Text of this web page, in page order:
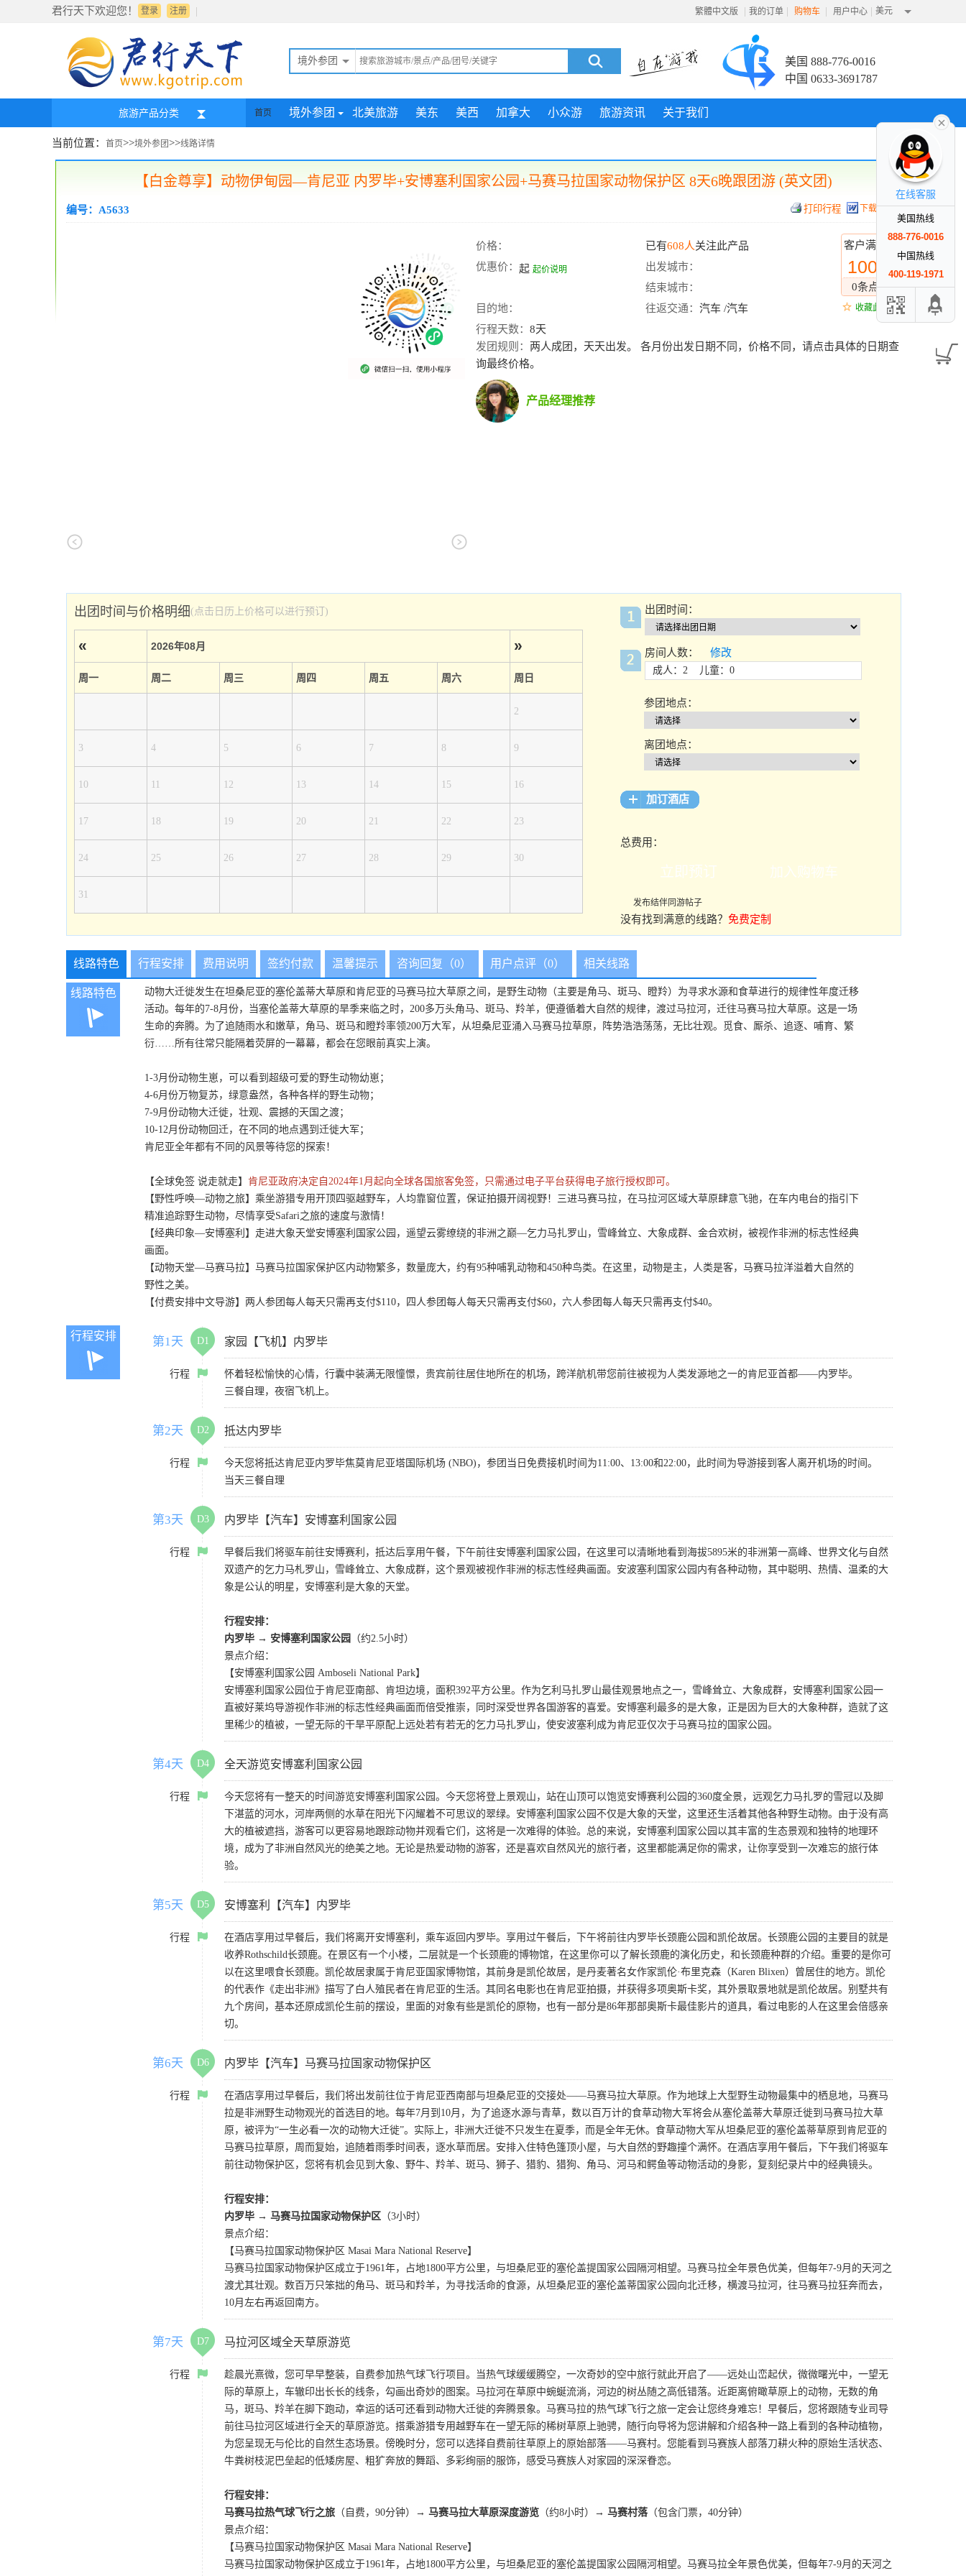
君行天下欢迎您！ 登录 |
注册 繁體中文版 | 我的订单 | 购物车 | 用户中心 | 美元
境外参团
美国 888-776-0016
中国 0633-3691787
旅游产品分类 首页 境外参团 北美旅游 美东 美西 加拿大 小众游 旅游资讯 关于我们
当前位置： 首页>>境外参团>>线路详情
【白金尊享】动物伊甸园—肯尼亚 内罗毕+安博塞利国家公园+马赛马拉国家动物保护区 8天6晚跟团游 (英文团)
编号：A5633 下载行程
客户满意度
100%
0条点评
收藏此线路
价格： 已有608人关注此产品
优惠价： 起 起价说明
出发城市：
结束城市：
目的地：
往返交通： 汽车 /汽车
行程天数： 8天
发团规则： 两人成团，天天出发。 各月份出发日期不同，价格不同，请点击具体的日期查
询最终价格。
产品经理推荐
出团时间与价格明细(点击日历上价格可以进行预订)
« 2026年08月 »
周一 周二 周三 周四 周五 周六 周日
2
3 4 5 6 7 8 9
10 11 12 13 14 15 16
17 18 19 20 21 22 23
24 25 26 27 28 29 30
31
出团时间：
房间人数： 修改
成人：2 儿童：0
参团地点：
离团地点：
加订酒店
总费用：
发布结伴同游帖子
没有找到满意的线路？ 免费定制
线路特色 行程安排 费用说明 签约付款 温馨提示 咨询回复（0） 用户点评（0） 相关线路
线路特色
动物大迁徙发生在坦桑尼亚的塞伦盖蒂大草原和肯尼亚的马赛马拉大草原之间，是野生动物（主要是角马、斑马、瞪羚）为寻求水源和食草进行的规律性年度迁移
活动。每年的7-8月份，当塞伦盖蒂大草原的旱季来临之时，200多万头角马、斑马、羚羊，便遵循着大自然的规律，渡过马拉河，迁往马赛马拉大草原。这是一场
生命的奔腾。为了追随雨水和嫩草，角马、斑马和瞪羚率领200万大军，从坦桑尼亚涌入马赛马拉草原，阵势浩浩荡荡，无比壮观。觅食、厮杀、追逐、哺育、繁
衍……所有往常只能隔着荧屏的一幕幕，都会在您眼前真实上演。
1-3月份动物生崽，可以看到超级可爱的野生动物幼崽；
4-6月份万物复苏，绿意盎然，各种各样的野生动物；
7-9月份动物大迁徙，壮观、震撼的天国之渡；
10-12月份动物回迁，在不同的地点遇到迁徙大军；
肯尼亚全年都有不同的风景等待您的探索！
【全球免签 说走就走】 肯尼亚政府决定自2024年1月起向全球各国旅客免签，只需通过电子平台获得电子旅行授权即可。
【野性呼唤—动物之旅】乘坐游猎专用开顶四驱越野车，人均靠窗位置，保证拍摄开阔视野！三进马赛马拉，在马拉河区域大草原肆意飞驰，在车内电台的指引下
精准追踪野生动物，尽情享受Safari之旅的速度与激情！
【经典印象—安博塞利】走进大象天堂安博塞利国家公园，遥望云雾缭绕的非洲之巅—乞力马扎罗山，雪峰耸立、大象成群、金合欢树，被视作非洲的标志性经典
画面。
【动物天堂—马赛马拉】马赛马拉国家保护区内动物繁多，数量庞大，约有95种哺乳动物和450种鸟类。在这里，动物是主，人类是客，马赛马拉洋溢着大自然的
野性之美。
【付费安排中文导游】两人参团每人每天只需再支付$110，四人参团每人每天只需再支付$60，六人参团每人每天只需再支付$40。
行程安排 第1天 D1 家园【飞机】内罗毕
行程
怀着轻松愉快的心情，行囊中装满无限憧憬，贵宾前往居住地所在的机场，跨洋航机带您前往被视为人类发源地之一的肯尼亚首都——内罗毕。
三餐自理，夜宿飞机上。
第2天 D2 抵达内罗毕
行程
今天您将抵达肯尼亚内罗毕焦莫肯尼亚塔国际机场 (NBO)，参团当日免费接机时间为11:00、13:00和22:00，此时间为导游接到客人离开机场的时间。
当天三餐自理
第3天 D3 内罗毕【汽车】安博塞利国家公园
行程
早餐后我们将驱车前往安博赛利，抵达后享用午餐，下午前往安博塞利国家公园，在这里可以清晰地看到海拔5895米的非洲第一高峰、世界文化与自然
双遗产的乞力马札罗山，雪峰耸立、大象成群，这个景观被视作非洲的标志性经典画面。安波塞利国家公园内有各种动物，其中聪明、热情、温柔的大
象是公认的明星，安博塞利是大象的天堂。
行程安排：
内罗毕 → 安博塞利国家公园
（约2.5小时）
景点介绍：
【安博塞利国家公园 Amboseli National Park】
安博塞利国家公园位于肯尼亚南部、肯坦边境，面积392平方公里。作为乞利马扎罗山最佳观景地点之一，雪峰耸立、大象成群，安博塞利国家公园一
直被好莱坞导游视作非洲的标志性经典画面而倍受推崇，同时深受世界各国游客的喜爱。安博塞利最多的是大象，正是因为巨大的大象种群，造就了这
里稀少的植被，一望无际的干旱平原配上远处若有若无的乞力马扎罗山，使安波塞利成为肯尼亚仅次于马赛马拉的国家公园。
第4天 D4 全天游览安博塞利国家公园
行程
今天您将有一整天的时间游览安博塞利国家公园。今天您将登上景观山，站在山顶可以饱览安博赛利公园的360度全景，远观乞力马扎罗的雪冠以及脚
下湛蓝的河水，河岸两侧的水草在阳光下闪耀着不可思议的翠绿。安博塞利国家公园不仅是大象的天堂，这里还生活着其他各种野生动物。由于没有高
大的植被遮挡，游客可以更容易地跟踪动物并观看它们，这将是一次难得的体验。总的来说，安博塞利国家公园以其丰富的生态景观和独特的地理环
境，成为了非洲自然风光的绝美之地。无论是热爱动物的游客，还是喜欢自然风光的旅行者，这里都能满足你的需求，让你享受到一次难忘的旅行体
验。
第5天 D5 安博塞利【汽车】内罗毕
行程
在酒店享用过早餐后，我们将离开安博塞利，乘车返回内罗毕。享用过午餐后，下午将前往内罗毕长颈鹿公园和凯伦故居。长颈鹿公园的主要目的就是
收养Rothschild长颈鹿。在景区有一个小楼，二层就是一个长颈鹿的博物馆，在这里你可以了解长颈鹿的演化历史，和长颈鹿种群的介绍。重要的是你可
以在这里喂食长颈鹿。凯伦故居隶属于肯尼亚国家博物馆，其前身是凯伦故居，是丹麦著名女作家凯伦·布里克森（Karen Blixen）曾居住的地方。凯伦
的代表作《走出非洲》描写了白人殖民者在肯尼亚的生活。其同名电影也在肯尼亚拍摄，并获得多项奥斯卡奖，其外景取景地就是凯伦故居。别墅共有
九个房间，基本还原成凯伦生前的摆设，里面的对象有些是凯伦的原物，也有一部分是86年那部奥斯卡最佳影片的道具，看过电影的人在这里会倍感亲
切。
第6天 D6 内罗毕【汽车】马赛马拉国家动物保护区
行程
在酒店享用过早餐后，我们将出发前往位于肯尼亚西南部与坦桑尼亚的交接处——马赛马拉大草原。作为地球上大型野生动物最集中的栖息地，马赛马
拉是非洲野生动物观光的首选目的地。每年7月到10月，为了追逐水源与青草，数以百万计的食草动物大军将会从塞伦盖蒂大草原迁徙到马赛马拉大草
原，被评为“一生必看一次的动物大迁徙”。实际上，非洲大迁徙不只发生在夏季，而是全年无休。食草动物大军从坦桑尼亚的塞伦盖蒂草原到肯尼亚的
马赛马拉草原，周而复始，追随着雨季时间表，逐水草而居。安排入住特色篷顶小屋，与大自然的野趣撞个满怀。在酒店享用午餐后，下午我们将驱车
前往动物保护区，您将有机会见到大象、野牛、羚羊、斑马、狮子、猎豹、猎狗、角马、河马和鳄鱼等动物活动的身影，复刻纪录片中的经典镜头。
行程安排：
内罗毕 → 马赛马拉国家动物保护区 （3小时）
景点介绍：
【马赛马拉国家动物保护区 Masai Mara National Reserve】
马赛马拉国家动物保护区成立于1961年，占地1800平方公里，与坦桑尼亚的塞伦盖提国家公园隔河相望。马赛马拉全年景色优美，但每年7-9月的天河之
渡尤其壮观。数百万只笨拙的角马、斑马和羚羊，为寻找活命的食源，从坦桑尼亚的塞伦盖蒂国家公园向北迁移，横渡马拉河，往马赛马拉狂奔而去，
10月左右再返回南方。
第7天 D7 马拉河区域全天草原游览
行程
趁晨光熹微，您可早早整装，自费参加热气球飞行项目。当热气球缓缓腾空，一次奇妙的空中旅行就此开启了——远处山峦起伏，微微曙光中，一望无
际的草原上，车辙印出长长的线条，勾画出奇妙的图案。马拉河在草原中蜿蜒流淌，河边的树丛随之高低错落。近距离俯瞰草原上的动物，无数的角
马，斑马、羚羊在脚下跑动，幸运的话可还看到动物大迁徙的奔腾景象。马赛马拉的热气球飞行之旅一定会让您终身难忘！早餐后，您将跟随专业司导
前往马拉河区域进行全天的草原游览。搭乘游猎专用越野车在一望无际的稀树草原上驰骋，随行向导将为您讲解和介绍各种一路上看到的各种动植物，
为您呈现无与伦比的自然生态场景。傍晚时分，您可以选择自费前往草原上的原始部落——马赛村。您能看到马赛族人部落刀耕火种的原始生活状态、
牛粪树枝泥巴垒起的低矮房屋、粗犷奔放的舞蹈、多彩绚丽的服饰，感受马赛族人对家园的深深眷恋。
行程安排：
马赛马拉热气球飞行之旅 （自费，90分钟）→ 马赛马拉大草原深度游览 （约8小时）→ 马赛村落（包含门票，40分钟）
景点介绍：
【马赛马拉国家动物保护区 Masai Mara National Reserve】
马赛马拉国家动物保护区成立于1961年，占地1800平方公里，与坦桑尼亚的塞伦盖提国家公园隔河相望。马赛马拉全年景色优美，但每年7-9月的天河之
在线客服
美国热线
888-776-0016
中国热线
400-119-1971